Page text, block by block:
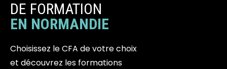
DE FORMATION
EN NORMANDIE
Choisissez le CFA de votre choix
et découvrez les formations